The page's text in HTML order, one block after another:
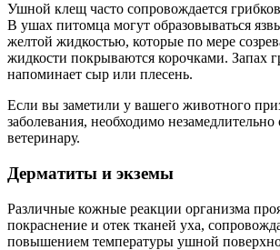
Ушной клещ часто сопровождается
В ушах питомца могут образовываться
желтой жидкостью, которые по мере
жидкости покрываются корочками. Запах
напоминает сыр или плесень.
Если вы заметили у вашего животного
заболевания, необходимо незамедлительно
ветеринару.
Дерматиты и экземы
Различные кожные реакции организма
покраснение и отек тканей уха,
повышением температуры ушной